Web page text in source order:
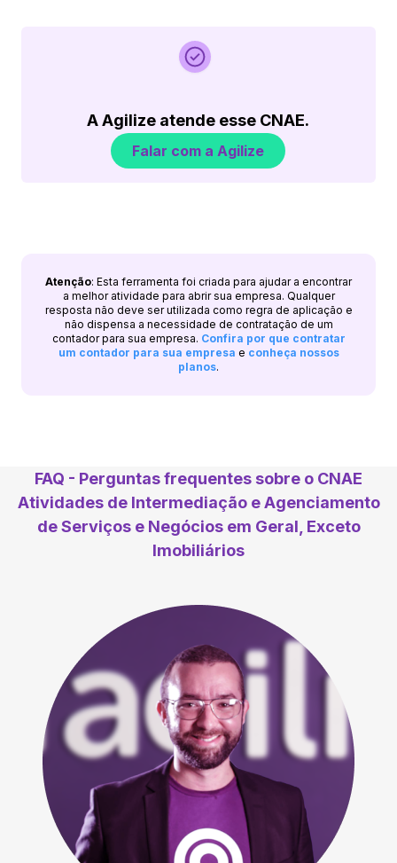
A Agilize atende esse CNAE.
Falar com a Agilize
Atenção: Esta ferramenta foi criada para ajudar a encontrar
a melhor atividade para abrir sua empresa. Qualquer
resposta não deve ser utilizada como regra de aplicação e
não dispensa a necessidade de contratação de um
contador para sua empresa. Confira por que contratar
um contador para sua empresa e conheça nossos
planos.
FAQ - Perguntas frequentes sobre o CNAE
Atividades de Intermediação e Agenciamento
de Serviços e Negócios em Geral, Exceto
Imobiliários